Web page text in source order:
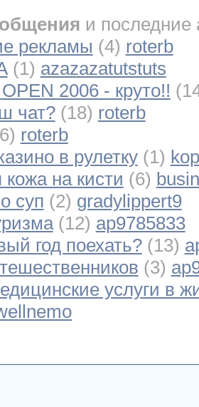
и последние
рекламы (4) roterb
(1) azazazatutstuts
2006 - круто!!
чат? (18) roterb
roterb
в рулетку (1)
кожа на кисти (6)
суп (2) gradylippert9
(12) ap9785833
год поехать? (13)
(3)
услуги в